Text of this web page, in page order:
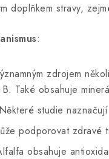
doplňkem stravy,
:
zdrojem
Také obsahuje
studie
podporovat zdravé
obsahuje